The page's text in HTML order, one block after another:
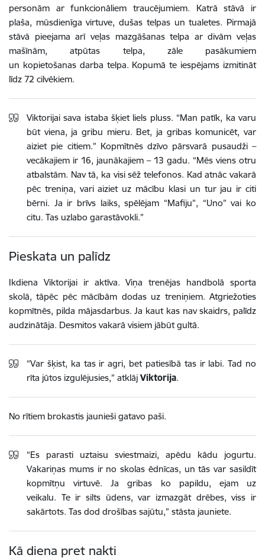
personām ar funkcionāliem traucējumiem. Katrā stāvā ir
plaša, mūsdienīga virtuve, dušas telpas un tualetes. Pirmajā
stāvā pieejama arī veļas mazgāšanas telpa ar divām veļas
mašīnām, atpūtas telpa, zāle pasākumiem
un kopietošanas darba telpa. Kopumā te iespējams izmitināt
līdz 72 cilvēkiem.
Viktorijai sava istaba šķiet liels pluss. “Man patīk, ka varu
būt viena, ja gribu mieru. Bet, ja gribas komunicēt, var
aiziet pie citiem.” Kopmītnēs dzīvo pārsvarā pusaudži –
vecākajiem ir 16, jaunākajiem – 13 gadu. “Mēs viens otru
atbalstām. Nav tā, ka visi sēž telefonos. Kad atnāc vakarā
pēc treniņa, vari aiziet uz mācību klasi un tur jau ir citi
bērni. Ja ir brīvs laiks, spēlējam “Mafiju”, “Uno” vai ko
citu. Tas uzlabo garastāvokli.”
Pieskata un palīdz
Ikdiena Viktorijai ir aktīva. Viņa trenējas handbolā sporta
skolā, tāpēc pēc mācībām dodas uz treniņiem. Atgriežoties
kopmītnēs, pilda mājasdarbus. Ja kaut kas nav skaidrs, palīdz
audzinātāja. Desmitos vakarā visiem jābūt gultā.
“Var šķist, ka tas ir agri, bet patiesībā tas ir labi. Tad no
rīta jūtos izgulējusies,” atklāj Viktorija.
No rītiem brokastis jaunieši gatavo paši.
“Es parasti uztaisu sviestmaizi, apēdu kādu jogurtu.
Vakariņas mums ir no skolas ēdnīcas, un tās var sasildīt
kopmītņu virtuvē. Ja gribas ko papildu, ejam uz
veikalu. Te ir silts ūdens, var izmazgāt drēbes, viss ir
sakārtots. Tas dod drošības sajūtu,” stāsta jauniete.
Kā diena pret nakti